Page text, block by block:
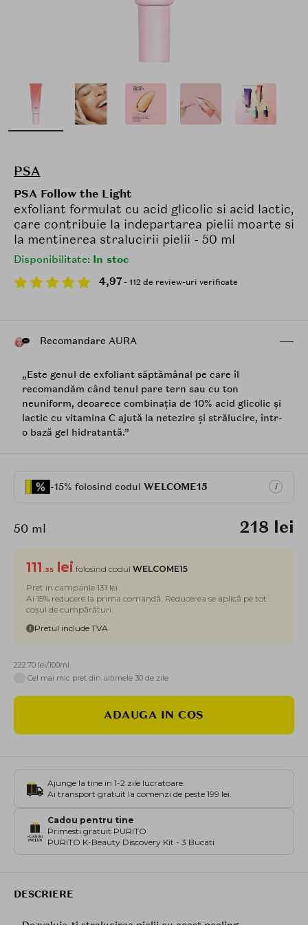
PSA
PSA Follow the Light
exfoliant formulat cu acid glicolic si acid lactic,
care contribuie la indepartarea pielii moarte si
la mentinerea stralucirii pielii - 50 ml
Disponibilitate: In stoc
4,97 - 112 de review-uri verificate
Recomandare AURA
„Este genul de exfoliant săptămânal pe care îl
recomandăm când tenul pare tern sau cu ton
neuniform, deoarece combinația de 10% acid glicolic și
lactic cu vitamina C ajută la netezire și strălucire, într-
o bază gel hidratantă.”
-15% folosind codul WELCOME15 i
50 ml 218 lei
111 .35 lei folosind codul WELCOME15
Pret in campanie 131 lei
Ai 15% reducere la prima comandă. Reducerea se aplică pe tot
coșul de cumpărături.
Pretul include TVA
222.70 lei/100ml
Cel mai mic pret din ultimele 30 de zile
ADAUGA IN COS
Ajunge la tine in 1-2 zile lucratoare.
Ai transport gratuit la comenzi de peste 199 lei.
Cadou pentru tine
Primesti gratuit PURITO
PURITO K-Beauty Discovery Kit - 3 Bucati
DESCRIERE